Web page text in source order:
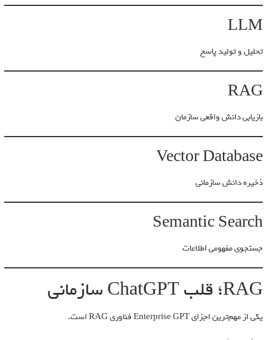
LLM
تحلیل و تولید پاسخ
RAG
بازیابی دانش واقعی سازمان
Vector Database
ذخیره دانش سازمانی
Semantic Search
جستجوی مفهومی اطلاعات
RAG؛ قلب ChatGPT سازمانی
یکی از مهم‌ترین اجزای Enterprise GPT فناوری RAG است.